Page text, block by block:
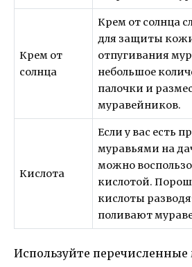
Крем от
солнца
Крем от солнца
для защиты
отпугивания
небольшое
палочки и
муравейников.
Кислота
Если у вас есть
муравьями на
можно
кислотой.
кислоты
поливают
Используйте